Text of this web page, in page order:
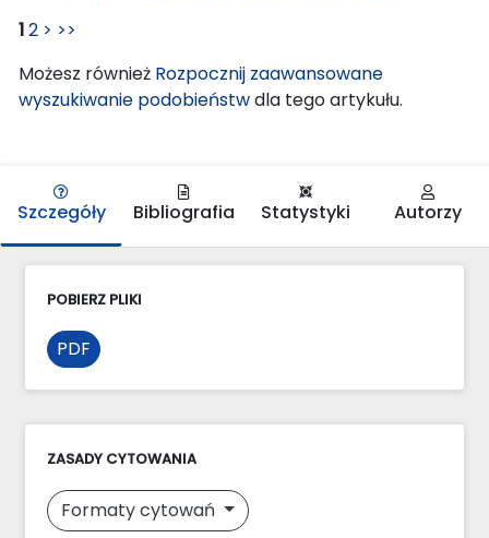
12 > >>
Możesz również Rozpocznij zaawansowane
wyszukiwanie podobieństwdla tego artykułu.
Szczegóły Bibliografia Statystyki Autorzy
POBIERZ PLIKI
PDF
ZASADY CYTOWANIA
Formaty cytowań